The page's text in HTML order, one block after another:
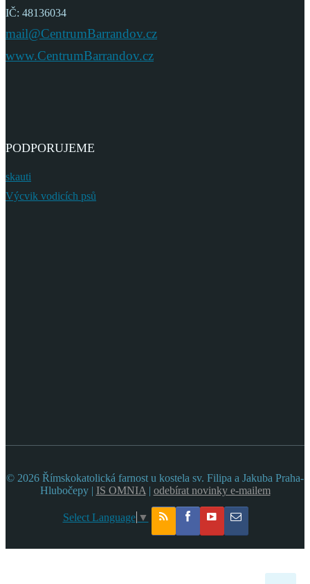
IČ: 48136034
mail@CentrumBarrandov.cz
www.CentrumBarrandov.cz
PODPORUJEME
skauti
Výcvik vodicích psů
© 2026 Římskokatolická farnost u kostela sv. Filipa a Jakuba Praha-
Hlubočepy | IS OMNIA | odebírat novinky e-mailem
Select Language ▼